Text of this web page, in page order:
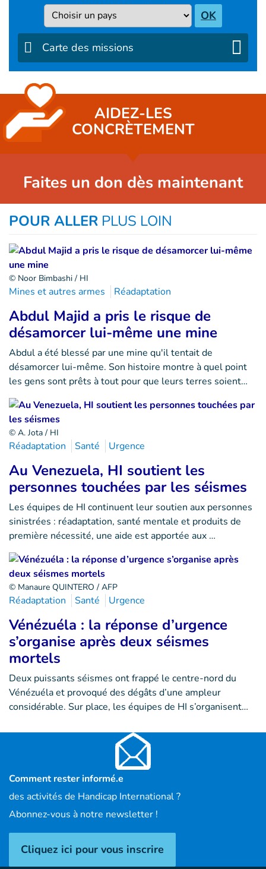
Pays OK
Carte des missions
AIDEZ-LES
CONCRÈTEMENT
Faites un don dès maintenant
POUR ALLER PLUS LOIN
© Noor Bimbashi / HI
Mines et autres armes Réadaptation
Abdul Majid a pris le risque de
désamorcer lui-même une mine
Abdul a été blessé par une mine qu'il tentait de
désamorcer lui-même. Son histoire montre à quel point
les gens sont prêts à tout pour que leurs terres soient…
© A. Jota / HI
Réadaptation Santé Urgence
Au Venezuela, HI soutient les
personnes touchées par les séismes
Les équipes de HI continuent leur soutien aux personnes
sinistrées : réadaptation, santé mentale et produits de
première nécessité, une aide est apportée aux …
© Manaure QUINTERO / AFP
Réadaptation Santé Urgence
Vénézuéla : la réponse d’urgence
s’organise après deux séismes
mortels
Deux puissants séismes ont frappé le centre-nord du
Vénézuéla et provoqué des dégâts d’une ampleur
considérable. Sur place, les équipes de HI s’organisent…
Comment rester informé.e
des activités de Handicap International ?
Abonnez-vous à notre newsletter !
Cliquez ici pour vous inscrire